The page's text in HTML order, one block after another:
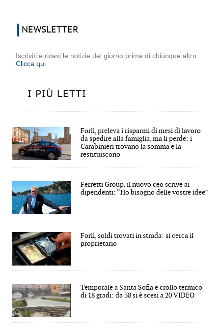
NEWSLETTER
Iscriviti e ricevi le notizie del giorno prima di chiunque altro
Clicca qui
I PIÙ LETTI
Forlì, preleva i risparmi di mesi di lavoro
da spedire alla famiglia, ma li perde: i
Carabinieri trovano la somma e la
restituiscono
Ferretti Group, il nuovo ceo scrive ai
dipendenti: “Ho bisogno delle vostre idee”
Forlì, soldi trovati in strada: si cerca il
proprietario
Temporale a Santa Sofia e crollo termico
di 18 gradi: da 38 si è scesi a 20 VIDEO